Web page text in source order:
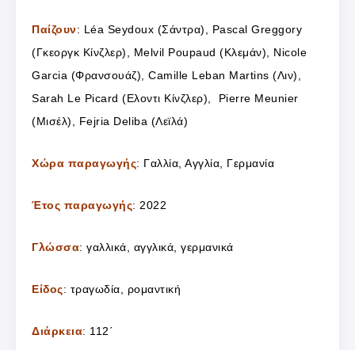
Παίζουν: Léa Seydoux (Σάντρα), Pascal Greggory
(Γκεοργκ Κίνζλερ), Melvil Poupaud (Κλεμάν), Nicole
Garcia (Φρανσουάζ), Camille Leban Martins (Λιν),
Sarah Le Picard (Ελοντι Κίνζλερ),
Pierre Meunier
(Μισέλ), Fejria Deliba (Λεϊλά)
Χώρα παραγωγής: Γαλλία, Αγγλία, Γερμανία
Έτος παραγωγής: 2022
Γλώσσα: γαλλικά, αγγλικά, γερμανικά
Είδος: τραγωδία, ρομαντική
Διάρκεια: 112΄